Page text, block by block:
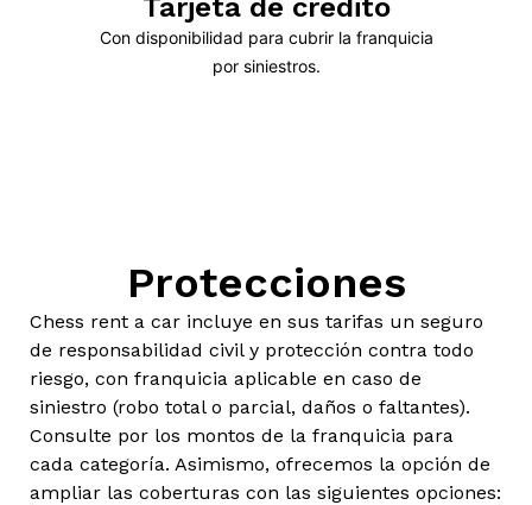
Tarjeta de crédito
Con disponibilidad para cubrir la franquicia
por siniestros.
Protecciones
Chess rent a car incluye en sus tarifas un seguro
de responsabilidad civil y protección contra todo
riesgo, con franquicia aplicable en caso de
siniestro (robo total o parcial, daños o faltantes).
Consulte por los montos de la franquicia para
cada categoría. Asimismo, ofrecemos la opción de
ampliar las coberturas con las siguientes opciones: